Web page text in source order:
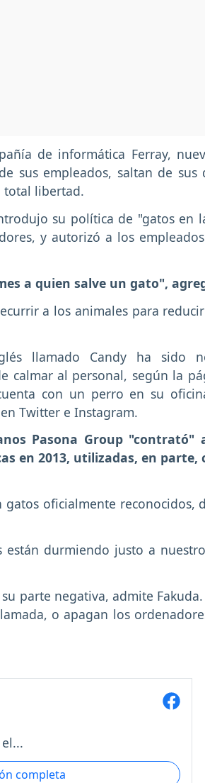
de informática Ferray,
sus empleados, saltan de sus
total libertad.
su política de "gatos en
y autorizó a los
a quien salve un gato",
a los animales para
llamado Candy ha sido
calmar al personal, según la
con un perro en su
Twitter e Instagram.
Pasona Group "contrató"
en 2013, utilizadas, en parte,
gatos oficialmente reconocidos,
están durmiendo justo a
parte negativa, admite Fakuda.
o apagan los
completa